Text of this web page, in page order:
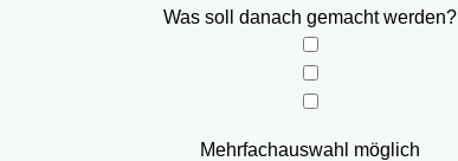
Was soll danach gemacht werden?
Mehrfachauswahl möglich